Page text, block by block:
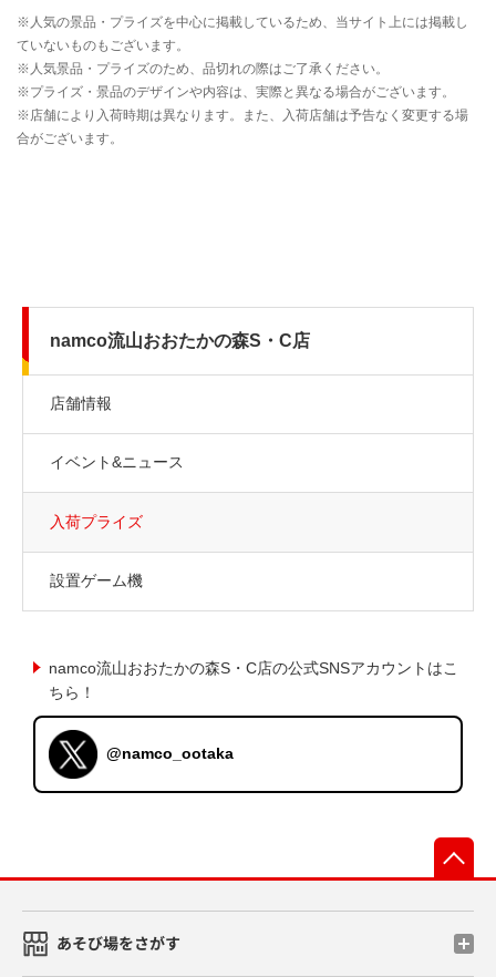
namco流山おおたかの森S・C店
店舗情報
イベント&ニュース
入荷プライズ
設置ゲーム機
namco流山おおたかの森S・C店の公式SNSアカウントはこ
ちら！
@namco_ootaka
あそび場をさがす